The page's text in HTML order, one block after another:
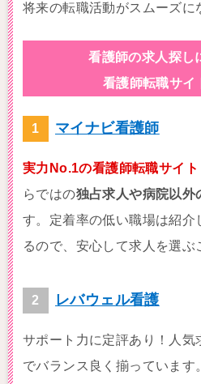
将来の転職活動がスムーズに
看護師の求人探し
看護師転職サイ
マイナビ看護師
実力No.1の看護師転職サイト
らではの独占求人や病院以外
す。定着率の低い職場は紹介
るので、安心して求人を選ぶ
レバウェル看護
サポート力に定評あり！人気
でバランス良く揃っています